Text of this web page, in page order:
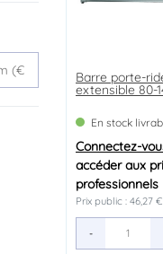
Barre porte-
extensible 80-
En stock
Connectez-
accéder aux
professionnels
Prix public : 46,27 €
-